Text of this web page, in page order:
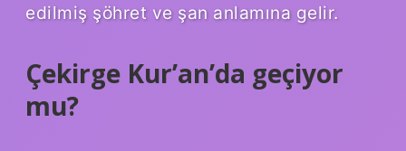
edilmiş şöhret ve şan anlamına gelir.
Çekirge Kur’an’da geçiyor
mu?